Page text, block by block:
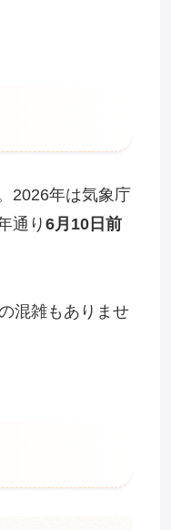
2026年は気象庁
通り 6月10日前
混雑もありませ